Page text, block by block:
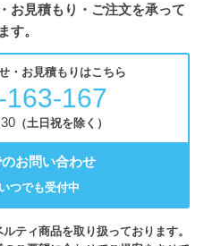
お見積もり・ご注文を承って
す。
・お見積もりはこちら
163-167
（土日祝を除く）
お問い合わせ
つでも受付中
ティ商品を取り扱っております。